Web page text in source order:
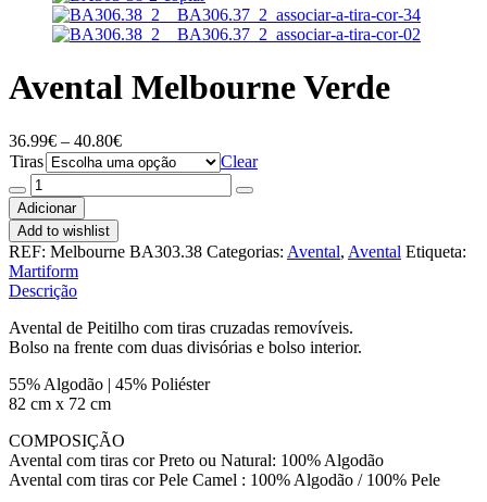
Avental Melbourne Verde
36.99€ – 40.80€Price
range:
36.99€
through
Tiras
Clear
Quantidade
de
Avental
Melbourne
Verde
Adicionar
Add to wishlist
REF: Melbourne BA303.38 Categorias: Avental, Avental Etiqueta:
Martiform
Descrição
Avental de Peitilho com tiras cruzadas removíveis.
Bolso na frente com duas divisórias e bolso interior.
55% Algodão | 45% Poliéster
82 cm x 72 cm
COMPOSIÇÃO
Avental com tiras cor Preto ou Natural: 100% Algodão
Avental com tiras cor Pele Camel : 100% Algodão / 100% Pele